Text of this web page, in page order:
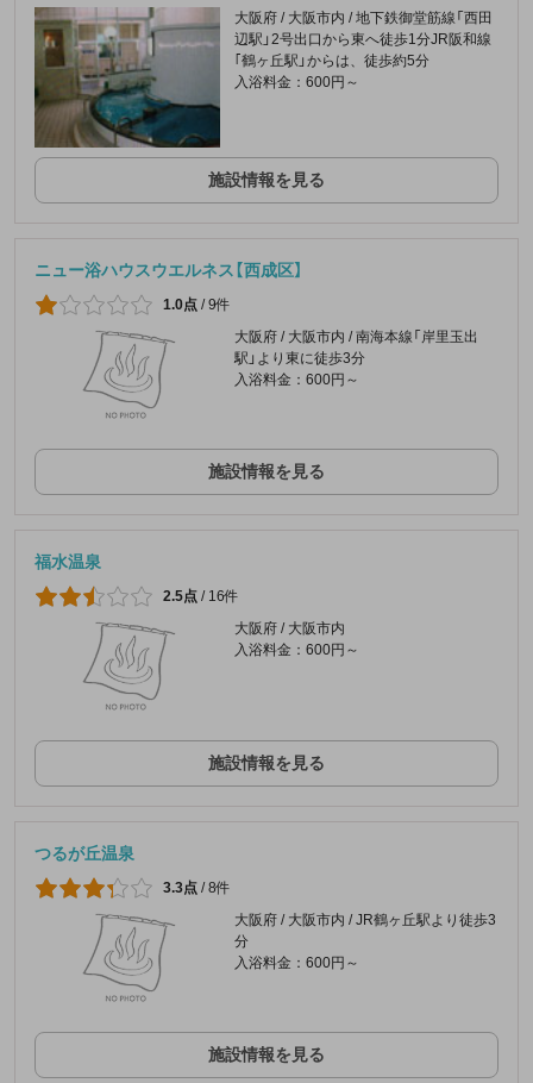
大阪府 / 大阪市内 / 地下鉄御堂筋線「西田
辺駅」2号出口から東へ徒歩1分JR阪和線
｢鶴ヶ丘駅」からは、徒歩約5分
入浴料金：600円～
施設情報を見る
ニュー浴ハウスウエルネス【西成区】
1.0点 /9件
大阪府 / 大阪市内 / 南海本線「岸里玉出
駅」より東に徒歩3分
入浴料金：600円～
施設情報を見る
福水温泉
2.5点 / 16件
大阪府 / 大阪市内
入浴料金：600円～
施設情報を見る
つるが丘温泉
3.3点 /8件
大阪府 / 大阪市内 / JR鶴ヶ丘駅より徒歩3
分
入浴料金：600円～
施設情報を見る